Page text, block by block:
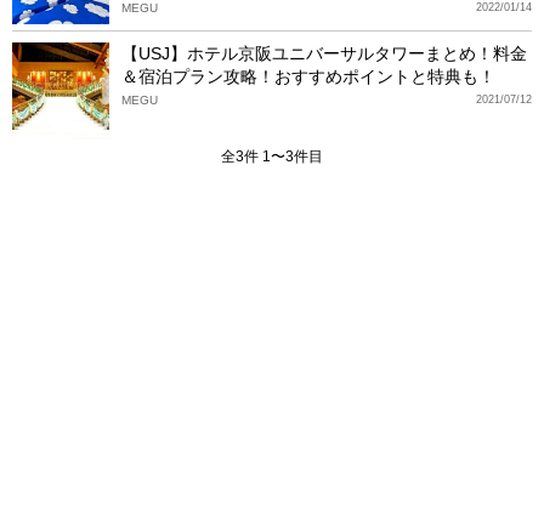
2022/01/14
MEGU
【USJ】ホテル京阪ユニバーサルタワーまとめ！料金
＆宿泊プラン攻略！おすすめポイントと特典も！
2021/07/12
MEGU
全3件 1〜3件目